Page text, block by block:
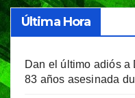
Última Hora
Dan el último adiós a
83 años asesinada